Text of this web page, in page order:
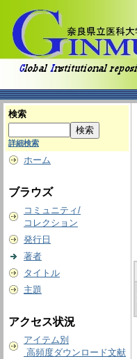
検索
詳細検索
ホーム
ブラウズ
コミュニティ/
コレクション
発行日
著者
タイトル
主題
アクセス状況
アイテム別
高頻度ダウンロード文献